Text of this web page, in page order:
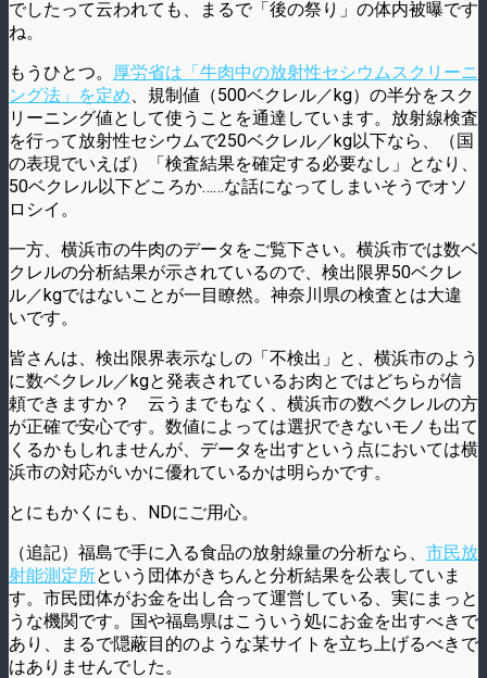
でしたって云われても、まるで「後の祭り」の体内被曝です
ね。
もうひとつ。 厚労省は「牛肉中の放射性セシウムスクリーニ
ング法」を定め、規制値（500ベクレル／kg）の半分をスク
リーニング値として使うことを通達しています。放射線検査
を行って放射性セシウムで250ベクレル／kg以下なら、（国
の表現でいえば）「検査結果を確定する必要なし」となり、
50ベクレル以下どころか……な話になってしまいそうでオソ
ロシイ。
一方、横浜市の牛肉のデータをご覧下さい。横浜市では数ベ
クレルの分析結果が示されているので、検出限界50ベクレ
ル／kgではないことが一目瞭然。神奈川県の検査とは大違
いです。
皆さんは、検出限界表示なしの「不検出」と、横浜市のよう
に数ベクレル／kgと発表されているお肉とではどちらが信
頼できますか？ 云うまでもなく、横浜市の数ベクレルの方
が正確で安心です。数値によっては選択できないモノも出て
くるかもしれませんが、データを出すという点においては横
浜市の対応がいかに優れているかは明らかです。
とにもかくにも、NDにご用心。
（追記）福島で手に入る食品の放射線量の分析なら、 市民放
射能測定所という団体がきちんと分析結果を公表していま
す。市民団体がお金を出し合って運営している、実にまっと
うな機関です。国や福島県はこういう処にお金を出すべきで
あり、まるで隠蔽目的のような某サイトを立ち上げるべきで
はありませんでした。